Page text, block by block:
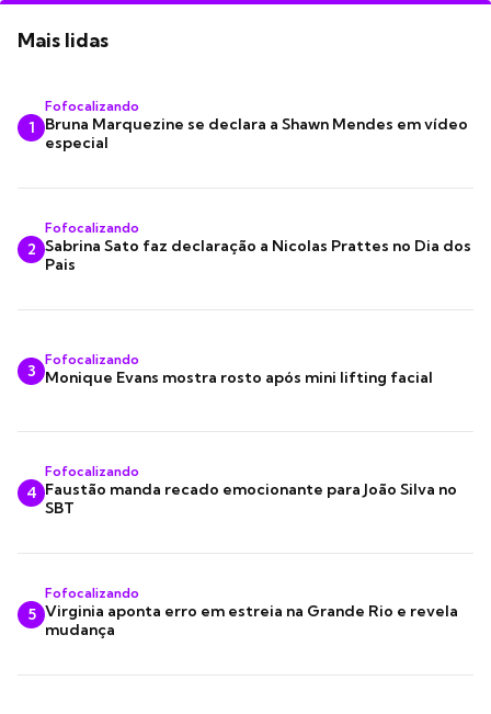
Mais lidas
1
Fofocalizando
Bruna Marquezine se declara a Shawn Mendes em vídeo
especial
2
Fofocalizando
Sabrina Sato faz declaração a Nicolas Prattes no Dia dos
Pais
3
Fofocalizando
Monique Evans mostra rosto após mini lifting facial
4
Fofocalizando
Faustão manda recado emocionante para João Silva no
SBT
5
Fofocalizando
Virginia aponta erro em estreia na Grande Rio e revela
mudança